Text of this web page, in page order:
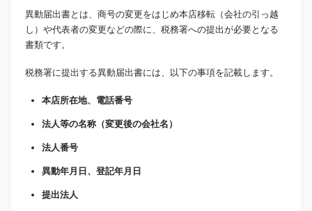
異動届出書とは、商号の変更をはじめ本店移転（会社の引っ越
し）や代表者の変更などの際に、税務署への提出が必要となる
書類です。
税務署に提出する異動届出書には、以下の事項を記載します。
本店所在地、電話番号
法人等の名称（変更後の会社名）
法人番号
異動年月日、登記年月日
提出法人